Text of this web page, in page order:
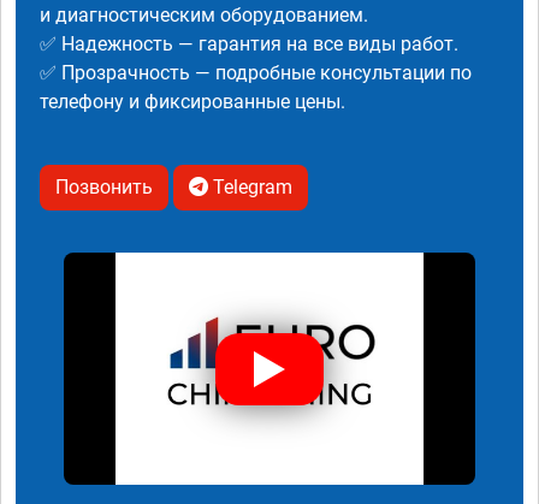
и диагностическим оборудованием.
✅ Надежность — гарантия на все виды работ.
✅ Прозрачность — подробные консультации по
телефону и фиксированные цены.
Позвонить Telegram